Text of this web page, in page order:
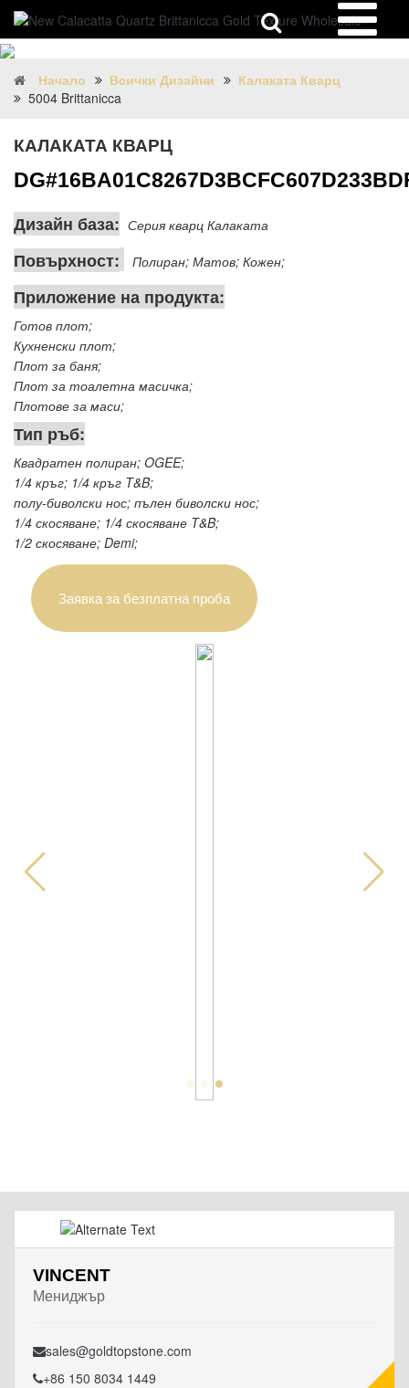
Начало Всички Дизайни
Калаката Кварц
5004 Brittanicca
КАЛАКАТА КВАРЦ
Дизайн база: Серия кварц Калаката
Повърхност: Полиран; Матов; Кожен;
Приложение на продукта:
Готов плот;
Кухненски плот;
Плот за баня;
Плот за тоалетна масичка;
Плотове за маси;
Тип ръб:
Квадратен полиран; OGEE;
1/4 кръг; 1/4 кръг T&B;
полу-биволски нос; пълен биволски нос;
1/4 скосяване; 1/4 скосяване T&B;
1/2 скосяване; Demi;
Заявка за безплатна проба
VINCENT
Мениджър
sales@goldtopstone.com
+86 150 8034 1449